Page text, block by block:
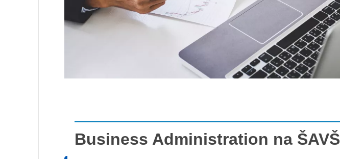
Business Administration na ŠAVŠ